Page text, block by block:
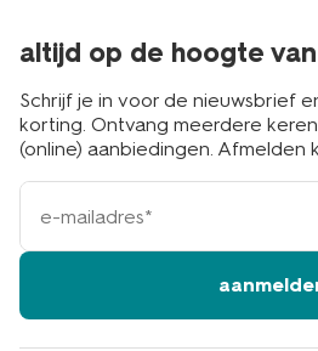
altijd op de hoogte
Schrijf je in voor de nieuwsbrief
korting. Ontvang meerdere
(online) aanbiedingen. Afmelden
e-
mailadres